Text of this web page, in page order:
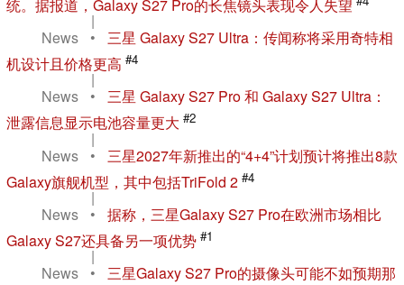
统。据报道，Galaxy S27 Pro的长焦镜头表现令人失望
|
News
•
三星 Galaxy S27 Ultra：传闻称将采用奇特相
机设计且价格更高 #4
|
News
•
三星 Galaxy S27 Pro 和 Galaxy S27 Ultra：
泄露信息显示电池容量更大 #2
|
News
•
三星2027年新推出的“4+4”计划预计将推出8款
Galaxy旗舰机型，其中包括TriFold 2 #4
|
News
•
据称，三星Galaxy S27 Pro在欧洲市场相比
Galaxy S27还具备另一项优势 #1
|
News
•
三星Galaxy S27 Pro的摄像头可能不如预期那